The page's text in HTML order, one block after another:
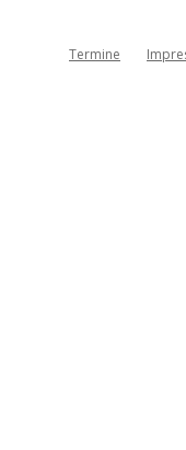
Termine